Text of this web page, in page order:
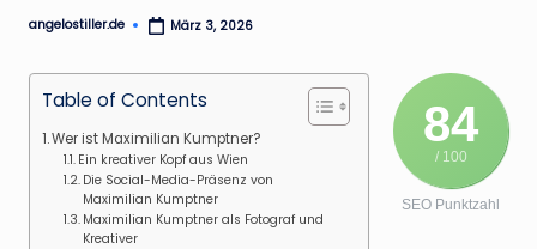
Posted
angelostiller.de März 3, 2026
84
/ 100
SEO Punktzahl
Table of Contents
Wer ist Maximilian Kumptner?
Ein kreativer Kopf aus Wien
Die Social-Media-Präsenz von
Maximilian Kumptner
Maximilian Kumptner als Fotograf und
Kreativer